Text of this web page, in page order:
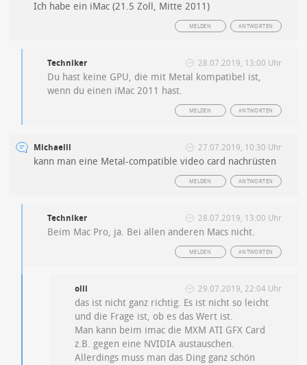
Ich habe ein iMac (21.5 Zoll, Mitte 2011)
ANTWORTEN
MELDEN
Techniker 28.07.2019, 13:00 Uhr
Du hast keine GPU, die mit Metal kompatibel ist,
wenn du einen iMac 2011 hast.
ANTWORTEN
MELDEN
Michaelll 27.07.2019, 10:30 Uhr
kann man eine Metal-compatible video card nachrüsten
ANTWORTEN
MELDEN
Techniker 28.07.2019, 13:00 Uhr
Beim Mac Pro, ja. Bei allen anderen Macs nicht.
ANTWORTEN
MELDEN
olli 29.07.2019, 22:04 Uhr
das ist nicht ganz richtig. Es ist nicht so leicht
und die Frage ist, ob es das Wert ist.
Man kann beim imac die MXM ATI GFX Card
z.B. gegen eine NVIDIA austauschen.
Allerdings muss man das Ding ganz schön